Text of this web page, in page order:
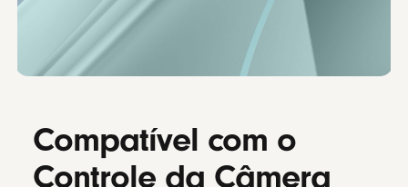
Compatível com o
Controle da Câmera